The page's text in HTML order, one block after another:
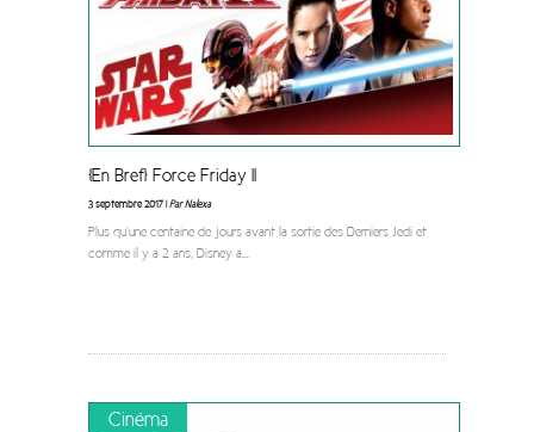
[En Bref] Force Friday II
3 septembre 2017 |Par Nalexa
Plus qu’une centaine de jours avant la sortie des Derniers Jedi et
comme il y a 2 ans, Disney a...
Cinéma